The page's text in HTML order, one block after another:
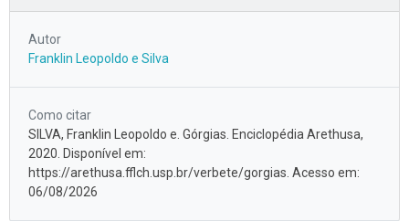
Autor
Franklin Leopoldo e Silva
Como citar
SILVA, Franklin Leopoldo e. Górgias. Enciclopédia Arethusa,
2020. Disponível em:
https://arethusa.fflch.usp.br/verbete/gorgias. Acesso em:
06/08/2026